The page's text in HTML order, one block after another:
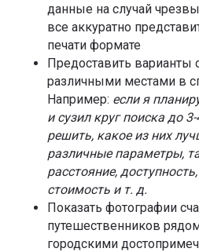
данные на случай
все аккуратно
печати формате
Предоставить
различными местами в
Например: если я
и сузил круг поиска до
решить, какое из них
различные параметры,
расстояние,
стоимость и т. д.
Показать фотографии
путешественников
городскими